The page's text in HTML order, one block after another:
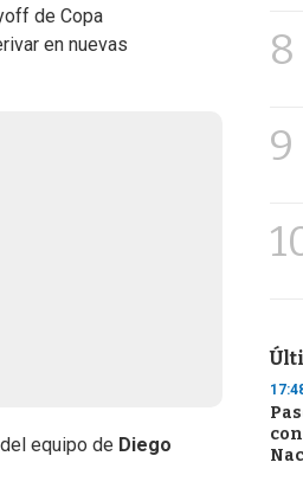
de Copa
en nuevas
equipo de Diego
8
9